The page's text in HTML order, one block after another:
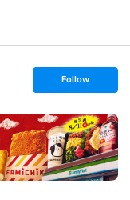
s
t
o
l
l
o
w
Follow